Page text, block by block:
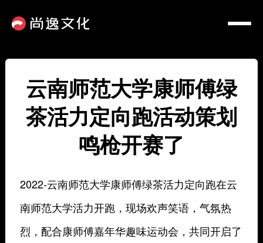
云南师范大学康师傅绿
茶活力定向跑活动策划
鸣枪开赛了
2022-云南师范大学康师傅绿茶活力定向跑在云
南师范大学活力开跑，现场欢声笑语，气氛热
烈，配合康师傅嘉年华趣味运动会，共同开启了